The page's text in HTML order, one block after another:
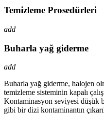
Temizleme Prosedürleri
add
Buharla yağ giderme
add
Buharla yağ giderme, halojen
temizleme sisteminin kapalı
Kontaminasyon seviyesi düşük
gibi bir dizi kontaminantın